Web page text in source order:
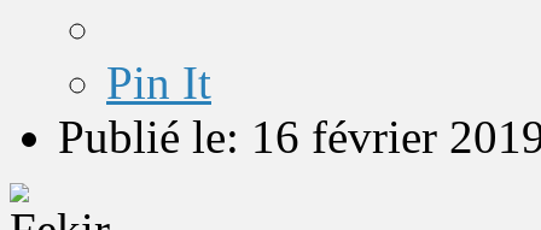
Pin It
Publié le: 16 février